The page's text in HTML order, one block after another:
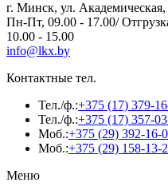
г. Минск, ул.
Пн-Пт, 09.00 - 17.00/
10.00 - 15.00
info@lkx.by
Контактные тел.
Тел./ф.:+375 (17) 379-
Тел./ф.:+375 (17) 357-
Моб.:+375 (29) 392-16-
Моб.:+375 (29) 158-13-
Меню